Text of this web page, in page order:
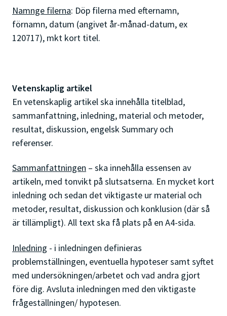
Namnge filerna: Döp filerna med efternamn,
förnamn, datum (angivet år-månad-datum, ex
120717), mkt kort titel.
Vetenskaplig artikel
En vetenskaplig artikel ska innehålla titelblad,
sammanfattning, inledning, material och metoder,
resultat, diskussion, engelsk Summary och
referenser.
Sammanfattningen – ska innehålla essensen av
artikeln, med tonvikt på slutsatserna. En mycket kort
inledning och sedan det viktigaste ur material och
metoder, resultat, diskussion och konklusion (där så
är tillämpligt). All text ska få plats på en A4-sida.
Inledning - i inledningen definieras
problemställningen, eventuella hypoteser samt syftet
med undersökningen/arbetet och vad andra gjort
före dig. Avsluta inledningen med den viktigaste
frågeställningen/ hypotesen.